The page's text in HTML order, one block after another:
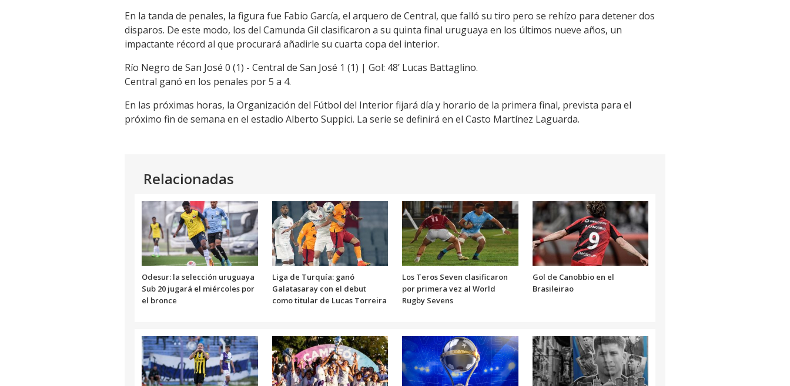
En la tanda de penales, la figura fue Fabio García, el arquero de Central, que falló su tiro pero se rehízo para detener dos
disparos. De este modo, los del Camunda Gil clasificaron a su quinta final uruguaya en los últimos nueve años, un
impactante récord al que procurará añadirle su cuarta copa del interior.
Río Negro de San José 0 (1) - Central de San José 1 (1) | Gol: 48’ Lucas Battaglino.
Central ganó en los penales por 5 a 4.
En las próximas horas, la Organización del Fútbol del Interior fijará día y horario de la primera final, prevista para el
próximo fin de semana en el estadio Alberto Suppici. La serie se definirá en el Casto Martínez Laguarda.
Relacionadas
Odesur: la selección uruguaya
Sub 20 jugará el miércoles por
el bronce
Liga de Turquía: ganó
Galatasaray con el debut
como titular de Lucas Torreira
Los Teros Seven clasificaron
por primera vez al World
Rugby Sevens
Gol de Canobbio en el
Brasileirao